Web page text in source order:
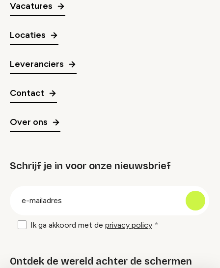
Vacatures
Locaties
Leveranciers
Contact
Over ons
Schrijf je in voor onze nieuwsbrief
Ik ga akkoord met de privacy policy
Ontdek de wereld achter de schermen